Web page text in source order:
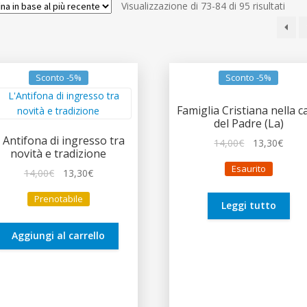
Visualizzazione di 73-84 di 95 risultatiOrdina
Sconto -5%
Antifona di ingresso tra
novità e tradizione
14,00€
originale
14,00€.
13,30€Il
13,30€.
Prenotabile
Aggiungi al carrello
Sconto -5%
Famiglia Cristiana nella
del Padre (La)
14,00€
originale
14,00€.
13,30€Il
Esaurito
Leggi tutto